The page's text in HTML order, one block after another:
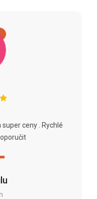
super ceny . Rychlé